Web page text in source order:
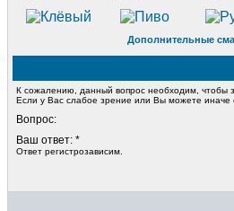
Дополнительные
К сожалению, данный вопрос необходим, чтобы
Если у Вас слабое зрение или Вы можете иначе
Вопрос:
Ваш ответ: *
Ответ регистрозависим.